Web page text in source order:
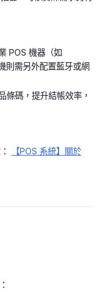
POS 機器（如
則需另外配置藍牙或網
條碼，提升結帳效率，
【POS 系統】關於